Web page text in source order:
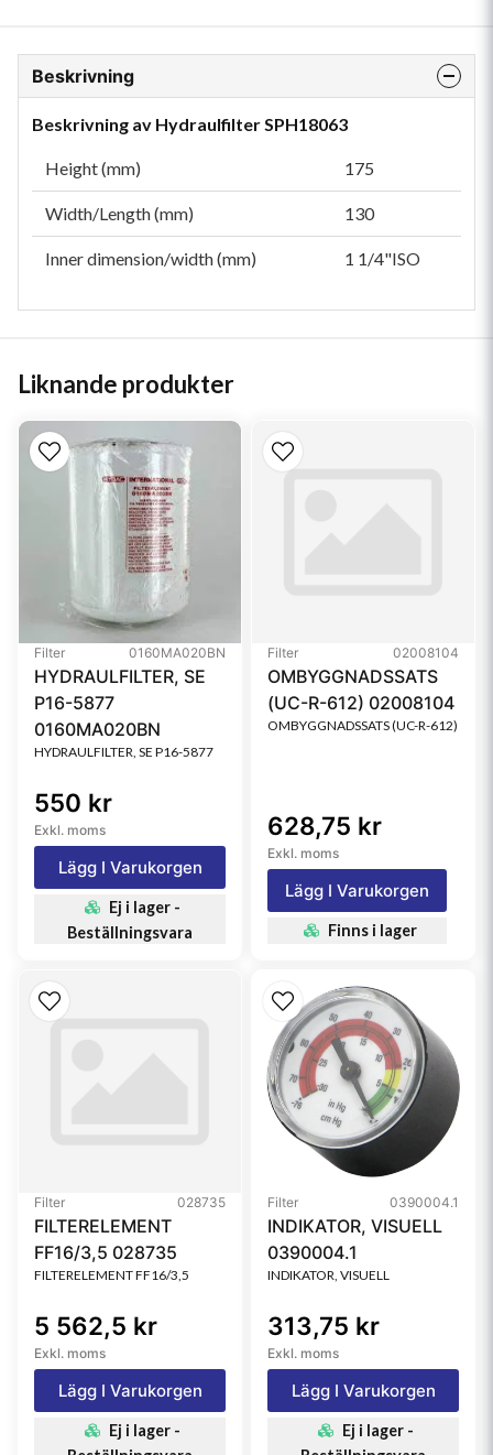
Beskrivning
Beskrivning av Hydraulfilter SPH18063
Height (mm) 175
Width/Length (mm) 130
Inner dimension/width (mm) 1 1/4"ISO
Liknande produkter
Filter 0160MA020BN
HYDRAULFILTER, SE
P16-5877
0160MA020BN
HYDRAULFILTER, SE P16-5877
550 kr
Exkl. moms
Lägg I Varukorgen
Ej i lager -
Beställningsvara
Filter 02008104
OMBYGGNADSSATS
(UC-R-612) 02008104
OMBYGGNADSSATS (UC-R-612)
628,75 kr
Exkl. moms
Lägg I Varukorgen
Finns i lager
Filter 028735
FILTERELEMENT
FF16/3,5 028735
FILTERELEMENT FF16/3,5
5 562,5 kr
Exkl. moms
Lägg I Varukorgen
Ej i lager -
Filter 0390004.1
INDIKATOR, VISUELL
0390004.1
INDIKATOR, VISUELL
313,75 kr
Exkl. moms
Lägg I Varukorgen
Ej i lager -